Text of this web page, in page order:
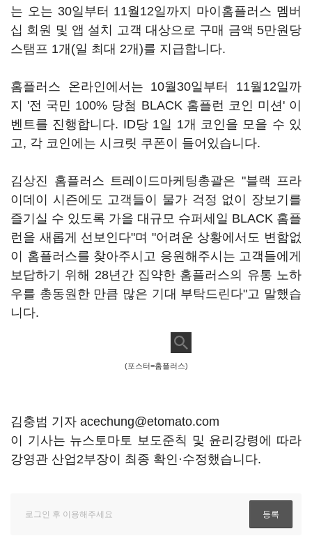
는 오는 30일부터 11월12일까지 마이홈플러스 멤버
십 회원 및 앱 설치 고객 대상으로 구매 금액 5만원당
스탬프 1개(일 최대 2개)를 지급합니다.
홈플러스 온라인에서는 10월30일부터 11월12일까
지 '전 국민 100% 당첨 BLACK 홈플런 코인 미션' 이
벤트를 진행합니다. ID당 1일 1개 코인을 모을 수 있
고, 각 코인에는 시크릿 쿠폰이 들어있습니다.
김상진 홈플러스 트레이드마케팅총괄은 "블랙 프라
이데이 시즌에도 고객들이 물가 걱정 없이 장보기를
즐기실 수 있도록 가을 대규모 슈퍼세일 BLACK 홈플
런을 새롭게 선보인다"며 "어려운 상황에서도 변함없
이 홈플러스를 찾아주시고 응원해주시는 고객들에게
보답하기 위해 28년간 집약한 홈플러스의 유통 노하
우를 총동원한 만큼 많은 기대 부탁드린다"고 말했습
니다.
(포스터=홈플러스)
김충범 기자 acechung@etomato.com
이 기사는 뉴스토마토 보도준칙 및 윤리강령에 따라
강영관 산업2부장이 최종 확인·수정했습니다.